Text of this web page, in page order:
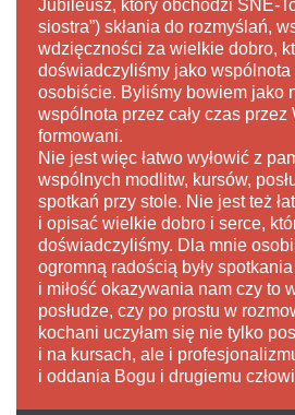
Jubileusz, który obchodzi SNE-
siostra”) skłania do rozmyślań,
wdzięczności za wielkie dobro,
doświadczyliśmy jako wspólnota
osobiście. Byliśmy bowiem jako
wspólnota przez cały czas przez
formowani.
Nie jest więc łatwo wyłowić z
wspólnych modlitw, kursów,
spotkań przy stole. Nie jest też
i opisać wielkie dobro i serce,
doświadczyliśmy. Dla mnie
ogromną radością były
i miłość okazywania nam czy to
posłudze, czy po prostu w
kochani uczyłam się nie tylko
i na kursach, ale i
i oddania Bogu i drugiemu